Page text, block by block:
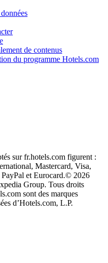
de contenus
du programme Hotels.com
sur fr.hotels.com figurent :
Mastercard, Visa,
et Eurocard.© 2026
Group. Tous droits
sont des marques
d’Hotels.com, L.P.